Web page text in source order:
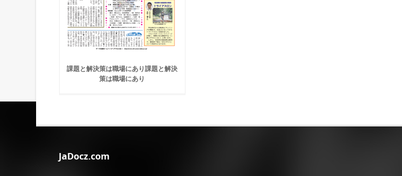
課題と解決策は職場にあり課題と解決
策は職場にあり
JaDocz.com